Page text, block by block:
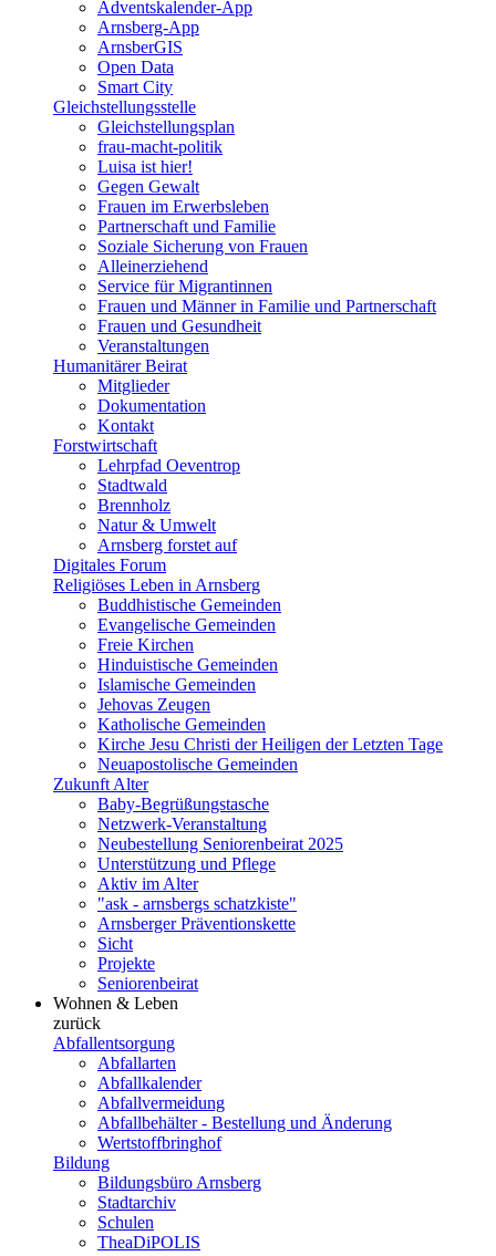
Adventskalender-App
Arnsberg-App
ArnsberGIS
Open Data
Smart City
Gleichstellungsstelle
Gleichstellungsplan
frau-macht-politik
Luisa ist hier!
Gegen Gewalt
Frauen im Erwerbsleben
Partnerschaft und Familie
Soziale Sicherung von Frauen
Alleinerziehend
Service für Migrantinnen
Frauen und Männer in Familie und Partnerschaft
Frauen und Gesundheit
Veranstaltungen
Humanitärer Beirat
Mitglieder
Dokumentation
Kontakt
Forstwirtschaft
Lehrpfad Oeventrop
Stadtwald
Brennholz
Natur & Umwelt
Arnsberg forstet auf
Digitales Forum
Religiöses Leben in Arnsberg
Buddhistische Gemeinden
Evangelische Gemeinden
Freie Kirchen
Hinduistische Gemeinden
Islamische Gemeinden
Jehovas Zeugen
Katholische Gemeinden
Kirche Jesu Christi der Heiligen der Letzten Tage
Neuapostolische Gemeinden
Zukunft Alter
Baby-Begrüßungstasche
Netzwerk-Veranstaltung
Neubestellung Seniorenbeirat 2025
Unterstützung und Pflege
Aktiv im Alter
"ask - arnsbergs schatzkiste"
Arnsberger Präventionskette
Sicht
Projekte
Seniorenbeirat
Wohnen & Leben
zurück
Abfallentsorgung
Abfallarten
Abfallkalender
Abfallvermeidung
Abfallbehälter - Bestellung und Änderung
Wertstoffbringhof
Bildung
Bildungsbüro Arnsberg
Stadtarchiv
Schulen
TheaDiPOLIS